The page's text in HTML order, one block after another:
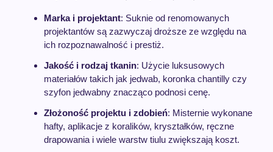
Marka i projektant: Suknie od renomowanych
projektantów są zazwyczaj droższe ze względu na
ich rozpoznawalność i prestiż.
Jakość i rodzaj tkanin: Użycie luksusowych
materiałów takich jak jedwab, koronka chantilly czy
szyfon jedwabny znacząco podnosi cenę.
Złożoność projektu i zdobień: Misternie wykonane
hafty, aplikacje z koralików, kryształków, ręczne
drapowania i wiele warstw tiulu zwiększają koszt.